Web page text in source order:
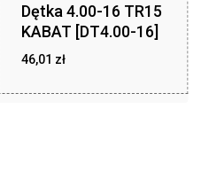
Dętka 4.00-16 TR15
KABAT [DT4.00-16]
46,01 zł